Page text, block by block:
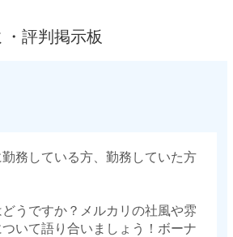
・評判掲示板
勤務している方、勤務していた方
うですか？メルカリの社風や雰
いて語り合いましょう！ボーナ